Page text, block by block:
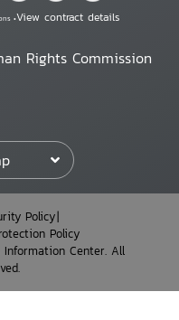
•View contract details
Rights Commission
Policy
Policy
Center. All